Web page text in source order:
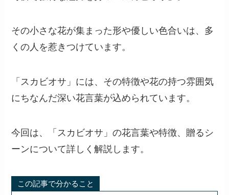
その小さな花が集まった形や優しい色合いは、多
くの人を惹きつけています。
「スカビオサ」には、その特徴や花の持つ雰囲気
にちなんだ深い花言葉が込められています。
今回は、「スカビオサ」の花言葉や特徴、贈るシ
ーンについて詳しく解説します。
この記事で分かること